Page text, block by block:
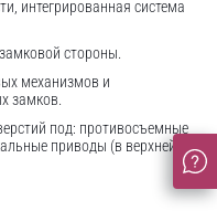
интегрированная система
стороны.
механизмов и
замков.
под: противосъемные
приводы (в верхней и